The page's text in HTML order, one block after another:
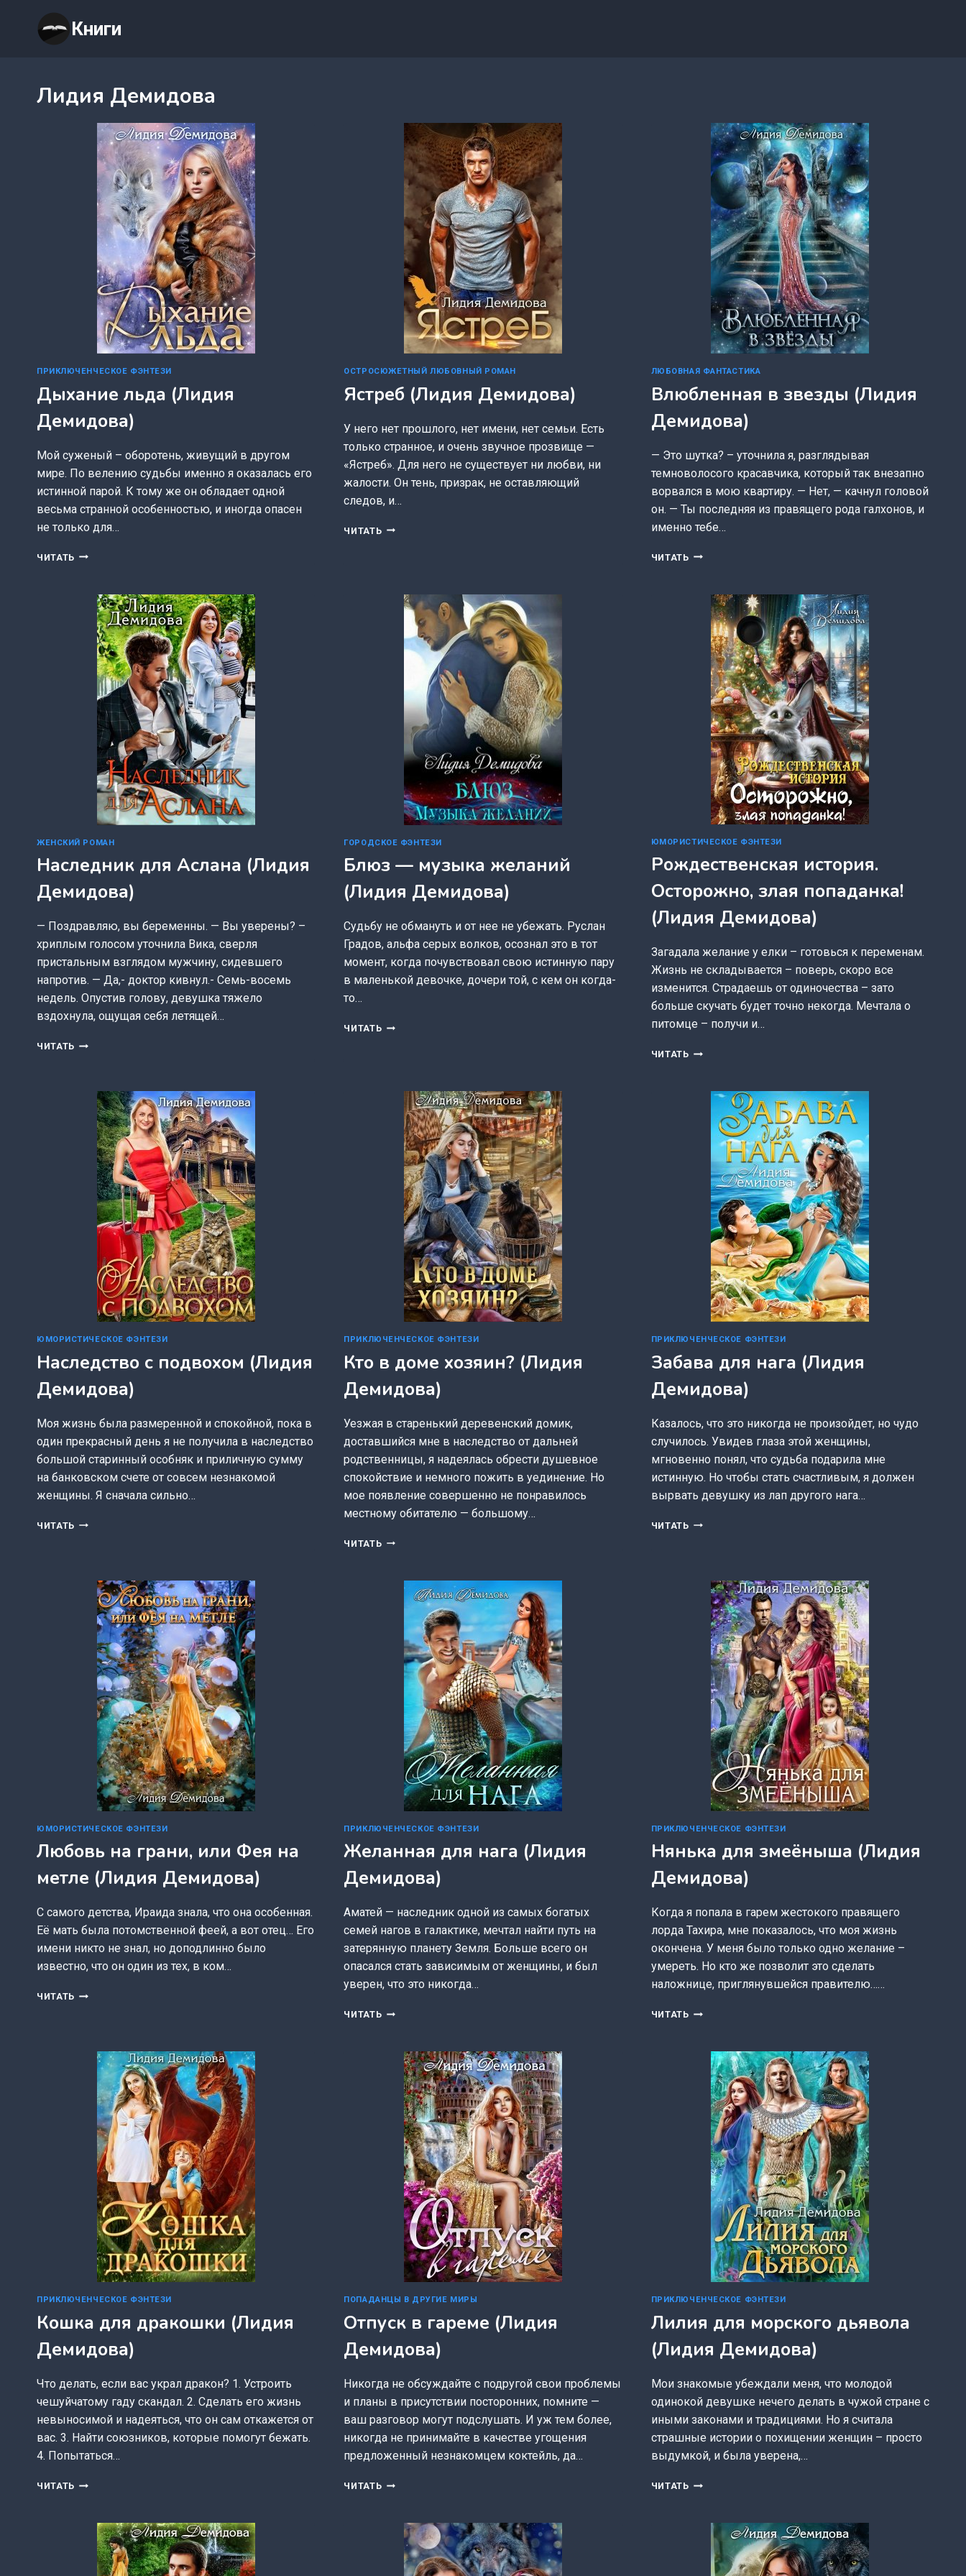
содержимому
Книги
Лидия Демидова
ПРИКЛЮЧЕНЧЕСКОЕ ФЭНТЕЗИ
Дыхание льда (Лидия
Демидова)
Мой суженый – оборотень, живущий в другом
мире. По велению судьбы именно я оказалась его
истинной парой. К тому же он обладает одной
весьма странной особенностью, и иногда опасен
не только для…
ЧИТАТЬ ДЫХАНИЕ
ДЕМИДОВА)
ОСТРОСЮЖЕТНЫЙ ЛЮБОВНЫЙ РОМАН
Ястреб (Лидия Демидова)
У него нет прошлого, нет имени, нет семьи. Есть
только странное, и очень звучное прозвище —
«Ястреб». Для него не существует ни любви, ни
жалости. Он тень, призрак, не оставляющий
следов, и…
ЧИТАТЬ ЯСТРЕБ
ЛЮБОВНАЯ ФАНТАСТИКА
Влюбленная в звезды (Лидия
Демидова)
— Это шутка? – уточнила я, разглядывая
темноволосого красавчика, который так внезапно
ворвался в мою квартиру. — Нет, — качнул головой
он. — Ты последняя из правящего рода галхонов, и
именно тебе…
ЧИТАТЬ ВЛЮБЛЕННАЯ
(ЛИДИЯ
ДЕМИДОВА)
ЖЕНСКИЙ РОМАН
Наследник для Аслана (Лидия
Демидова)
— Поздравляю, вы беременны. — Вы уверены? –
хриплым голосом уточнила Вика, сверля
пристальным взглядом мужчину, сидевшего
напротив. — Да,- доктор кивнул.- Семь-восемь
недель. Опустив голову, девушка тяжело
вздохнула, ощущая себя летящей…
ЧИТАТЬ НАСЛЕДНИК
ДЕМИДОВА)
ГОРОДСКОЕ ФЭНТЕЗИ
Блюз — музыка желаний
(Лидия Демидова)
Судьбу не обмануть и от нее не убежать. Руслан
Градов, альфа серых волков, осознал это в тот
момент, когда почувствовал свою истинную пару
в маленькой девочке, дочери той, с кем он когда-
то…
ЧИТАТЬ БЛЮЗ
ДЕМИДОВА)
ЮМОРИСТИЧЕСКОЕ ФЭНТЕЗИ
Рождественская история.
Осторожно, злая попаданка!
(Лидия Демидова)
Загадала желание у елки – готовься к переменам.
Жизнь не складывается – поверь, скоро все
изменится. Страдаешь от одиночества – зато
больше скучать будет точно некогда. Мечтала о
питомце – получи и…
ЧИТАТЬ РОЖДЕСТВЕНСКАЯ
ЗЛАЯ
ПОПАДАНКА!
(ЛИДИЯ
ДЕМИДОВА)
ЮМОРИСТИЧЕСКОЕ ФЭНТЕЗИ
Наследство с подвохом (Лидия
Демидова)
Моя жизнь была размеренной и спокойной, пока в
один прекрасный день я не получила в наследство
большой старинный особняк и приличную сумму
на банковском счете от совсем незнакомой
женщины. Я сначала сильно…
ЧИТАТЬ НАСЛЕДСТВО
ДЕМИДОВА)
ПРИКЛЮЧЕНЧЕСКОЕ ФЭНТЕЗИ
Кто в доме хозяин? (Лидия
Демидова)
Уезжая в старенький деревенский домик,
доставшийся мне в наследство от дальней
родственницы, я надеялась обрести душевное
спокойствие и немного пожить в уединение. Но
мое появление совершенно не понравилось
местному обитателю — большому…
ЧИТАТЬ КТО
ХОЗЯИН?
(ЛИДИЯ
ДЕМИДОВА)
ПРИКЛЮЧЕНЧЕСКОЕ ФЭНТЕЗИ
Забава для нага (Лидия
Демидова)
Казалось, что это никогда не произойдет, но чудо
случилось. Увидев глаза этой женщины,
мгновенно понял, что судьба подарила мне
истинную. Но чтобы стать счастливым, я должен
вырвать девушку из лап другого нага…
ЧИТАТЬ ЗАБАВА
ДЕМИДОВА)
ЮМОРИСТИЧЕСКОЕ ФЭНТЕЗИ
Любовь на грани, или Фея на
метле (Лидия Демидова)
С самого детства, Ираида знала, что она особенная.
Её мать была потомственной феей, а вот отец… Его
имени никто не знал, но доподлинно было
известно, что он один из тех, в ком…
ЧИТАТЬ ЛЮБОВЬ
МЕТЛЕ
(ЛИДИЯ
ДЕМИДОВА)
ПРИКЛЮЧЕНЧЕСКОЕ ФЭНТЕЗИ
Желанная для нага (Лидия
Демидова)
Аматей — наследник одной из самых богатых
семей нагов в галактике, мечтал найти путь на
затерянную планету Земля. Больше всего он
опасался стать зависимым от женщины, и был
уверен, что это никогда…
ЧИТАТЬ ЖЕЛАННАЯ
(ЛИДИЯ
ДЕМИДОВА)
ПРИКЛЮЧЕНЧЕСКОЕ ФЭНТЕЗИ
Нянька для змеёныша (Лидия
Демидова)
Когда я попала в гарем жестокого правящего
лорда Тахира, мне показалось, что моя жизнь
окончена. У меня было только одно желание –
умереть. Но кто же позволит это сделать
наложнице, приглянувшейся правителю……
ЧИТАТЬ НЯНЬКА
(ЛИДИЯ
ДЕМИДОВА)
ПРИКЛЮЧЕНЧЕСКОЕ ФЭНТЕЗИ
Кошка для дракошки (Лидия
Демидова)
Что делать, если вас украл дракон? 1. Устроить
чешуйчатому гаду скандал. 2. Сделать его жизнь
невыносимой и надеяться, что он сам откажется от
вас. 3. Найти союзников, которые помогут бежать.
4. Попытаться…
ЧИТАТЬ КОШКА
(ЛИДИЯ
ДЕМИДОВА)
ПОПАДАНЦЫ В ДРУГИЕ МИРЫ
Отпуск в гареме (Лидия
Демидова)
Никогда не обсуждайте с подругой свои проблемы
и планы в присутствии посторонних, помните —
ваш разговор могут подслушать. И уж тем более,
никогда не принимайте в качестве угощения
предложенный незнакомцем коктейль, да…
ЧИТАТЬ ОТПУСК
(ЛИДИЯ
ДЕМИДОВА)
ПРИКЛЮЧЕНЧЕСКОЕ ФЭНТЕЗИ
Лилия для морского дьявола
(Лидия Демидова)
Мои знакомые убеждали меня, что молодой
одинокой девушке нечего делать в чужой стране с
иными законами и традициями. Но я считала
страшные истории о похищении женщин – просто
выдумкой, и была уверена,…
ЧИТАТЬ ЛИЛИЯ
ДЬЯВОЛА
(ЛИДИЯ
ДЕМИДОВА)